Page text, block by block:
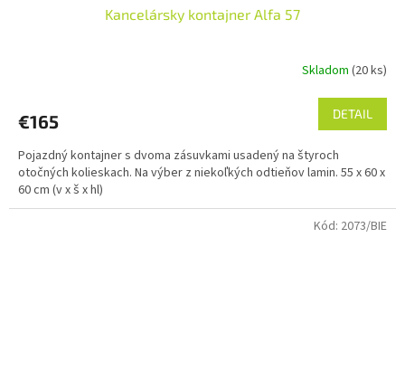
Kancelársky kontajner Alfa 57
Skladom (20 ks)
€165 DETAIL
Pojazdný kontajner s dvoma zásuvkami usadený na štyroch
otočných kolieskach. Na výber z niekoľkých odtieňov lamin. 55 x 60 x
60 cm (v x š x hl)
Kód: 2073/BIE